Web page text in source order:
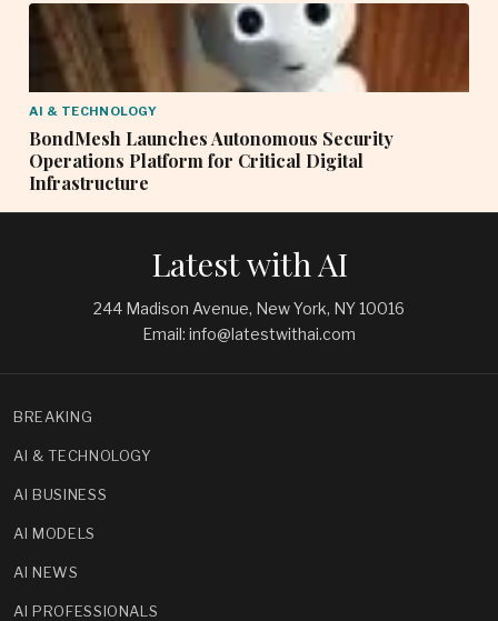
AI & TECHNOLOGY
BondMesh Launches Autonomous Security
Operations Platform for Critical Digital
Infrastructure
Latest with AI
244 Madison Avenue, New York, NY 10016
Email: info@latestwithai.com
BREAKING
AI & TECHNOLOGY
AI BUSINESS
AI MODELS
AI NEWS
AI PROFESSIONALS